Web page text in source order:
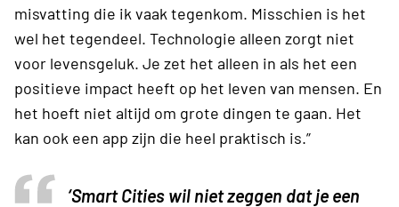
misvatting die ik vaak tegenkom. Misschien is het
wel het tegendeel. Technologie alleen zorgt niet
voor levensgeluk. Je zet het alleen in als het een
positieve impact heeft op het leven van mensen. En
het hoeft niet altijd om grote dingen te gaan. Het
kan ook een app zijn die heel praktisch is.”
‘Smart Cities wil niet zeggen dat je een